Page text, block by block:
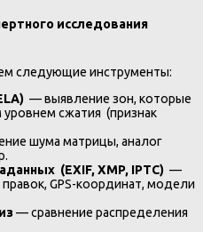
исследования
следующие инструменты:
— выявление зон, которые
сжатия (признак
шума матрицы, аналог
(EXIF, XMP, IPTC) —
GPS-координат, модели
— сравнение распределения